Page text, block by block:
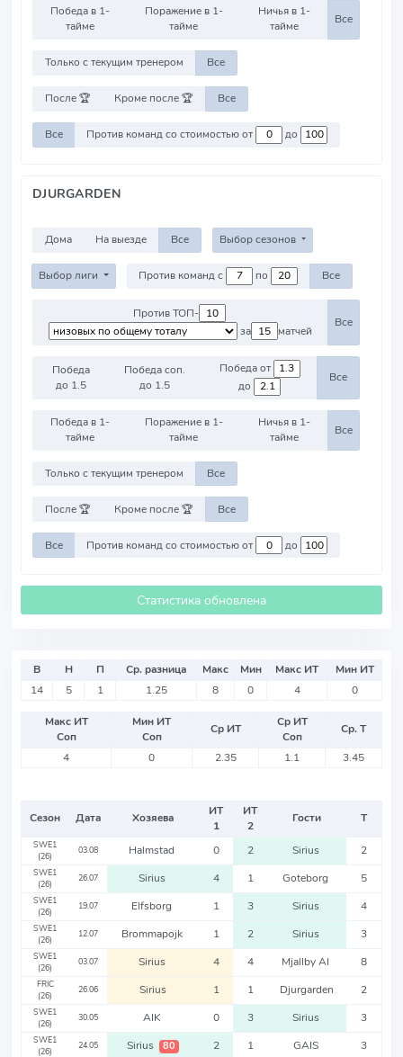
Победа в 1-
тайме
Поражение в 1-
тайме
Ничья в 1-
тайме
Все
Только с текущим тренером Все
После 🏆 Кроме после 🏆 Все
Все Против команд со стоимостью от до
DJURGARDEN
Дома На выезде Все Выбор сезонов
Выбор лиги Против команд с по Все
Против ТОП-
за
матчей
Все
Победа
до 1.5
Победа соп.
до 1.5
Победа от
до
Все
Победа в 1-
тайме
Поражение в 1-
тайме
Ничья в 1-
тайме
Все
Только с текущим тренером Все
После 🏆 Кроме после 🏆 Все
Все Против команд со стоимостью от до
Статистика обновлена
В Н П Ср. разница Макс Мин Макс ИТ
Мин ИТ
14
5 1 1.25 8 0 4 0
Макс ИТ
Соп
Мин ИТ
Соп
Ср ИТ
Ср ИТ
Соп
Ср. Т
4
0 2.35 1.1 3.45
Сезон Дата Хозяева
ИТ
1
ИТ
2
Гости Т
SWE1
(26)
03.08 Halmstad 0 2 Sirius 2
SWE1
(26)
26.07 Sirius 4 1 Goteborg 5
SWE1
(26)
19.07 Elfsborg 1 3 Sirius 4
SWE1
(26)
12.07 Brommapojk 1 2 Sirius 3
SWE1
(26)
03.07 Sirius 4 4 Mjallby AI 8
FRIC
(26)
26.06 Sirius 1 1 Djurgarden 2
SWE1
(26)
30.05 AIK 0 3 Sirius 3
SWE1
(26)
24.05 Sirius 80 2 1 GAIS 3